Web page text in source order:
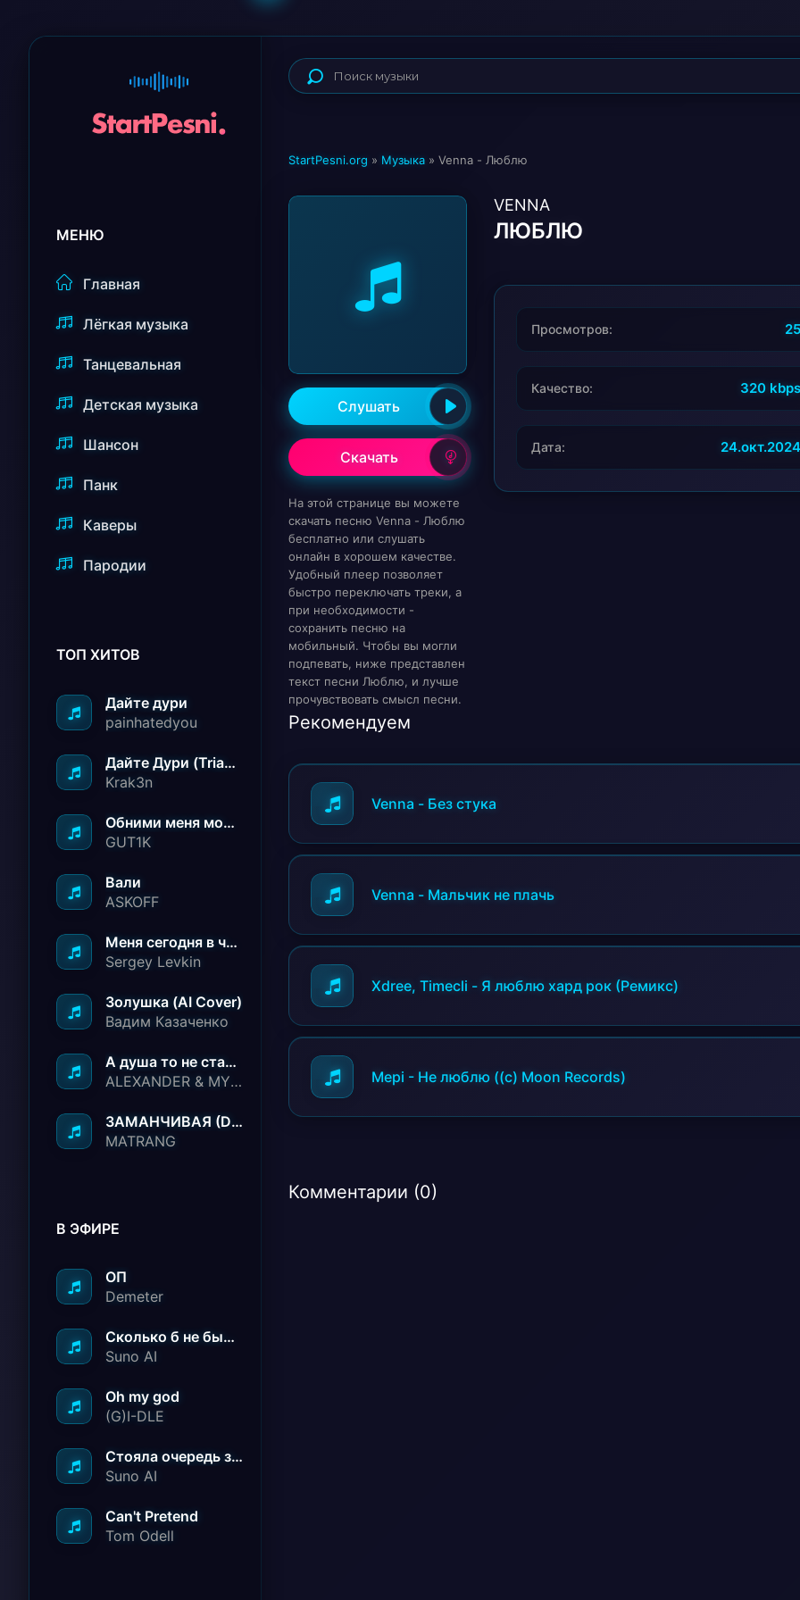
МЕНЮ
Главная
Лёгкая музыка
Танцевальная
Детская музыка
Шансон
Панк
Каверы
Пародии
ТОП ХИТОВ
Дайте дури
painhatedyou
Дайте Дури (Triad Remix)
Krak3n
Обними меня молча ничего не говори
GUT1K
Вали
ASKOFF
Меня сегодня в чёрный список занесли
Sergey Levkin
Золушка (AI Cover)
Вадим Казаченко
А душа то не стареет
ALEXANDER & MY FAMILY
ЗАМАНЧИВАЯ (Deep House Remix)
MATRANG
В ЭФИРЕ
ОП
Demeter
Сколько б не было вам лет не грустите
Suno AI
Oh my god
(G)I-DLE
Стояла очередь за радостью
Suno AI
Can't Pretend
Tom Odell
StartPesni.org » Музыка » Venna - Люблю
Слушать
Скачать
На этой странице вы можете
скачать песню Venna - Люблю
бесплатно или слушать
онлайн в хорошем качестве.
Удобный плеер позволяет
быстро переключать треки, а
при необходимости -
сохранить песню на
мобильный. Чтобы вы могли
подпевать, ниже представлен
текст песни Люблю, и лучше
прочувствовать смысл песни.
VENNA
ЛЮБЛЮ
Просмотров: 25
Качество: 320 kbps
Дата: 24.окт.2024
Рекомендуем
Venna - Без стука
Venna - Мальчик не плачь
Xdree, Timecli - Я люблю хард рок (Ремикс)
Мері - Не люблю ((c) Moon Records)
Комментарии (0)